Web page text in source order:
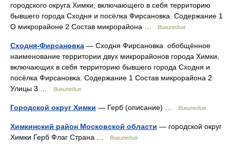
городского округа Химки, включающего в себя территорию
бывшего города Сходня и посёлка Фирсановка. Содержание 1
О микрорайоне 2 Состав микрорайона …
Википедия
Сходня-Фирсановка — Сходня Фирсановка обобщённое
наименование территории двух микрорайонов города Химки,
включающих в себя территорию бывшего города Сходня и
посёлка Фирсановка. Содержание 1 Состав микрорайона 2
Улицы 3 …
Википедия
Городской округ Химки — Герб (описание) … Википедия
Химкинский район Московской области — городской округ
Химки Герб Флаг Страна …
Википедия